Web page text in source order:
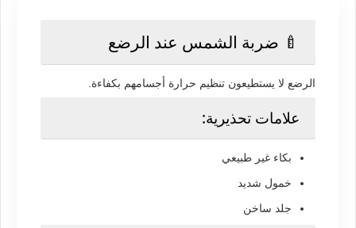
🍼 ضربة الشمس عند الرضع
الرضع لا يستطيعون تنظيم حرارة أجسامهم بكفاءة.
علامات تحذيرية:
بكاء غير طبيعي
خمول شديد
جلد ساخن